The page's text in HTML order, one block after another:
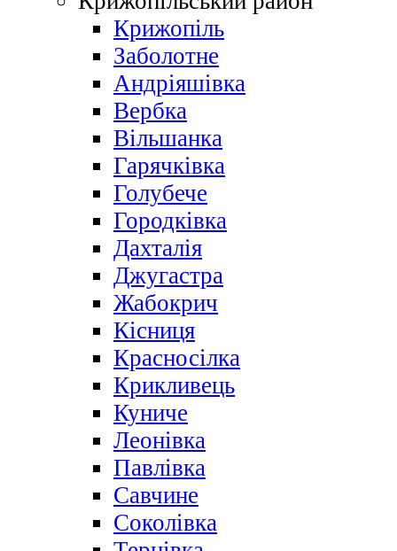
Крижопіль
Заболотне
Андріяшівка
Вербка
Вільшанка
Гарячківка
Голубече
Городківка
Дахталія
Джугастра
Жабокрич
Кісниця
Красносілка
Крикливець
Куниче
Леонівка
Павлівка
Савчине
Соколівка